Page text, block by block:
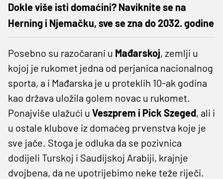
Dokle više isti domaćini? Naviknite se na
Herning i Njemačku, sve se zna do 2032. godine
Posebno su razočarani u Mađarskoj, zemlji u
kojoj je rukomet jedna od perjanica nacionalnog
sporta, a i Mađarska je u proteklih 10-ak godina
kao država uložila golem novac u rukomet.
Ponajviše ulažući u Veszprem i Pick Szeged, ali i
u ostale klubove iz domaćeg prvenstva koje je
sve jače. Stoga je odluka da se pozivnica
dodijeli Turskoj i Saudijskoj Arabiji, krajnje
dvojbena, da ne upotrijebimo neke teže riječi.